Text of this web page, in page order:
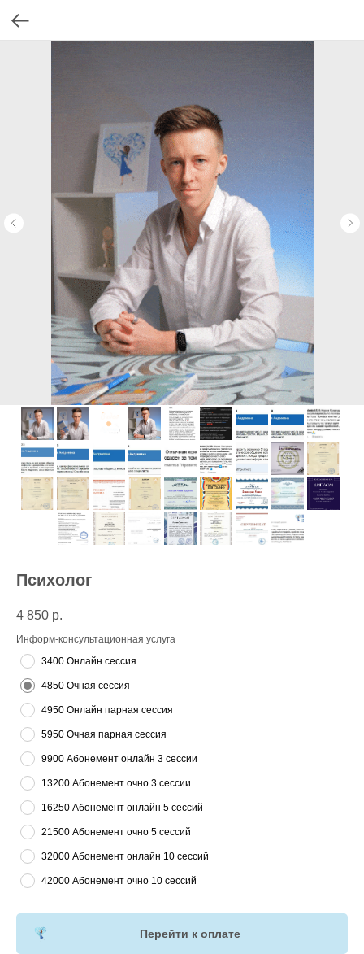
Психолог
4 850 р.
Информ-консультационная услуга
3400 Онлайн сессия
4850 Очная сессия
4950 Онлайн парная сессия
5950 Очная парная сессия
9900 Абонемент онлайн 3 сессии
13200 Абонемент очно 3 сессии
16250 Абонемент онлайн 5 сессий
21500 Абонемент очно 5 сессий
32000 Абонемент онлайн 10 сессий
42000 Абонемент очно 10 сессий
Перейти к оплате